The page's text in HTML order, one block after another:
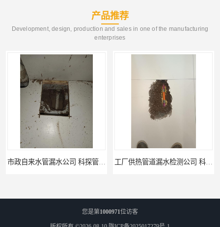
产品推荐
Development, design, production and sales in one of the manufacturing
enterprises
您是第1000971位访客